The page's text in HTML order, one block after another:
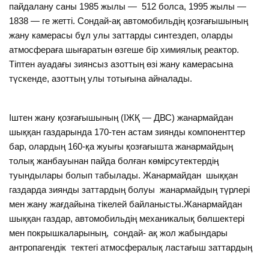
пайдалану саны 1985 жылы — 512 болса, 1995 жылы —
1838 — ге жетті. Сондай-ақ автомобильдің қозғағышының
жану камерасы бұл улы заттарды синтездеп, оларды
атмосфераға шығаратын өзгеше бір химиялық реактор.
Тіптен ауадағы зиянсыз азоттың өзі жану камерасына
түскенде, азоттың улы тотығына айналады.
Іштен жану қозғағышының (ІЖҚ — ДВС) жанармайдан
шыққан газдарында 170-тен астам зиянды компоненттер
бар, олардың 160-қа жуығы қозғағышта жанармайдың
толық жанбауынан пайда болған көмірсутектердің
туындылары болып табылады. Жанармайдан шыққан
газдарда зиянды заттардың болуы жанармайдың түрлері
мен жану жағдайына тікелей байланысты.Жанармайдан
шыққан газдар, автомобильдің механикалық бөлшектері
мен покрышкаларының, сондай- ақ жол жабындары
антропагендік тектегі атмосфералық ластағыш заттардың